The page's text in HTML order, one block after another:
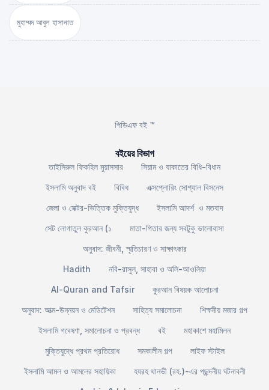
মুহাম্মদ আবুল হাসানাত
পিডিএফ বই ™
বইয়ের বিভাগ
তাইসিরুল ফিকহিল মুয়াসসার
সিয়াম ও যাকাতের বিধি-বিধান
ইসলামি অনুবাদ বই
বিবিধ
এক্সপ্লোরিং সোশ্যাল বিসনেস
জেলা ও সেক্টর-ভিত্তিক মুক্তিযুদ্ধ
ইসলামি আদর্শ ও মতবাদ
সেট লোগাতুল কুরআন (১
মাতা-পিতার জন্য সবটুকু ভালোবাসা
অনুবাদ: জীবনী, স্মৃতিচারণ ও সাক্ষাৎকার
Hadith
নবি-রাসুল, সাহাবা ও অলি-আওলিয়া
Al-Quran and Tafsir
কুরআন বিষয়ক আলোচনা
অনুবাদ: আত্ম-উন্নয়ন ও মেডিটেশন
সাহিত্য সমালোচনা
শিক্ষনীয় মজার গল্প
ইসলামি গবেষণা, সমালোচনা ও প্রবন্ধ
বই
মহাকাশে মহামিলন
মুক্তিযুদ্ধে প্রথম প্রতিরোধ
সমকালীন গল্প
লাইফ স্টাইল
ইসলামি আমল ও আমলের সহায়িকা
হযরহ থানভী (রহ.)-এর পছন্দনীয় ঘটনাবলী